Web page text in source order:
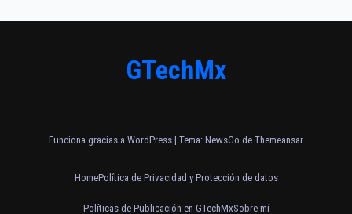
GTechMx
Funciona gracias a WordPress | Tema: NewsGo de Themeansar
HomePolítica de Privacidad y Protección de datos
Políticas de Publicación en GTechMxSobre mí